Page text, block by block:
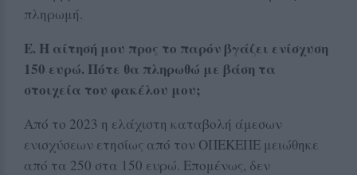
πληρωμή.
Ε. Η αίτησή μου προς το παρόν βγάζει ενίσχυση
150 ευρώ. Πότε θα πληρωθώ με βάση τα
στοιχεία του φακέλου μου;
Από το 2023 η ελάχιστη καταβολή άμεσων
ενισχύσεων ετησίως από τον ΟΠΕΚΕΠΕ μειώθηκε
από τα 250 στα 150 ευρώ. Επομένως, δεν